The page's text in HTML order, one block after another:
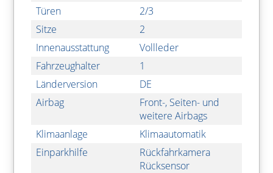
Türen
2/3
Sitze
2
Innenausstattung
Vollleder
Fahrzeughalter
1
Länderversion
DE
Airbag
Front-, Seiten- und
weitere Airbags
Klimaanlage
Klimaautomatik
Einparkhilfe
Rückfahrkamera
Rücksensor